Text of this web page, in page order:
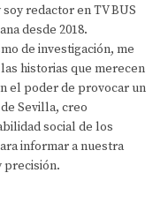
redactor en TV BUS
desde 2018.
de investigación, me
historias que merecen
el poder de provocar un
Sevilla, creo
social de los
informar a nuestra
precisión.